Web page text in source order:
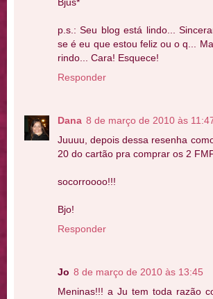
p.s.: Seu blog está lindo...
se é eu que estou feliz ou o q...
rindo... Cara! Esquece!
Responder
Dana 8 de março de 2010 às
Juuuu, depois dessa resenha
20 do cartão pra comprar os 2
socorroooo!!!
Bjo!
Responder
Jo 8 de março de 2010 às 13:45
Meninas!!! a Ju tem toda razão